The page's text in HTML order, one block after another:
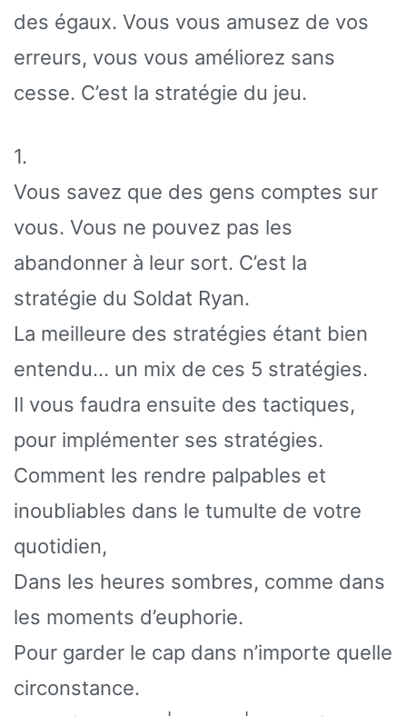
des égaux. Vous vous amusez de vos
erreurs, vous vous améliorez sans
cesse. C’est la stratégie du jeu.
1.
Vous savez que des gens comptes sur
vous. Vous ne pouvez pas les
abandonner à leur sort. C’est la
stratégie du Soldat Ryan.
La meilleure des stratégies étant bien
entendu… un mix de ces 5 stratégies.
Il vous faudra ensuite des tactiques,
pour implémenter ses stratégies.
Comment les rendre palpables et
inoubliables dans le tumulte de votre
quotidien,
Dans les heures sombres, comme dans
les moments d’euphorie.
Pour garder le cap dans n’importe quelle
circonstance.